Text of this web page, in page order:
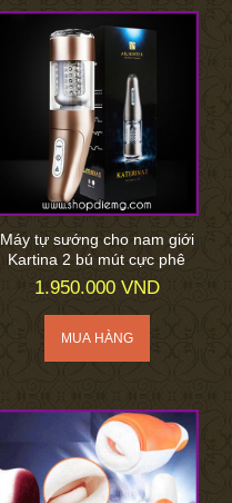
Máy tự sướng cho nam giới
Kartina 2 bú mút cực phê
1.950.000 VND